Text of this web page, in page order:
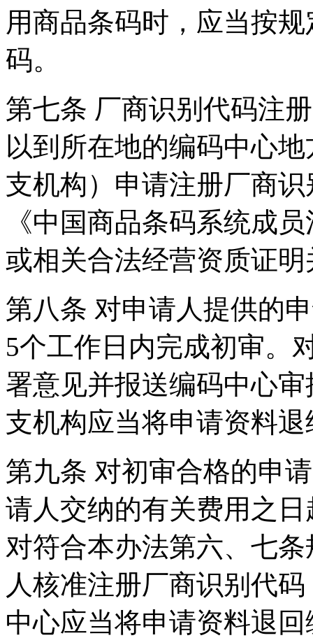
用商品条码时，应当按
码。
第七条 厂商识别代码注
以到所在地的编码中心
支机构）申请注册厂商
《中国商品条码系统成
或相关合法经营资质
第八条 对申请人提供的
5个工作日内完成初审。
署意见并报送编码中心
支机构应当将申请资料
第九条 对初审合格的申
请人交纳的有关费用之
对符合本办法第六、七
人核准注册厂商识别代
中心应当将申请资料退